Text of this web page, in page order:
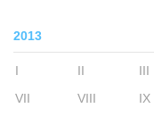
2013
I II III
VII
VIII IX